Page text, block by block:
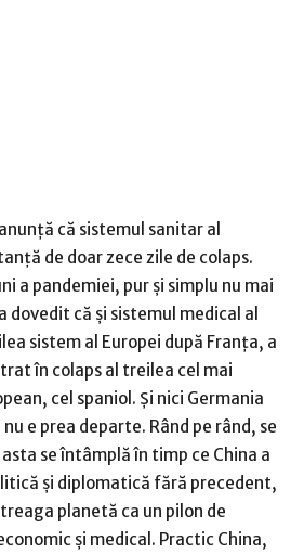
că sistemul sanitar al
de doar zece zile de colaps.
a pandemiei, pur și simplu nu mai
că și sistemul medical al
sistem al Europei după Franța, a
în colaps al treilea cel mai
cel spaniol. Și nici Germania
e prea departe. Rând pe rând, se
se întâmplă în timp ce China a
și diplomatică fără precedent,
planetă ca un pilon de
și medical. Practic China,